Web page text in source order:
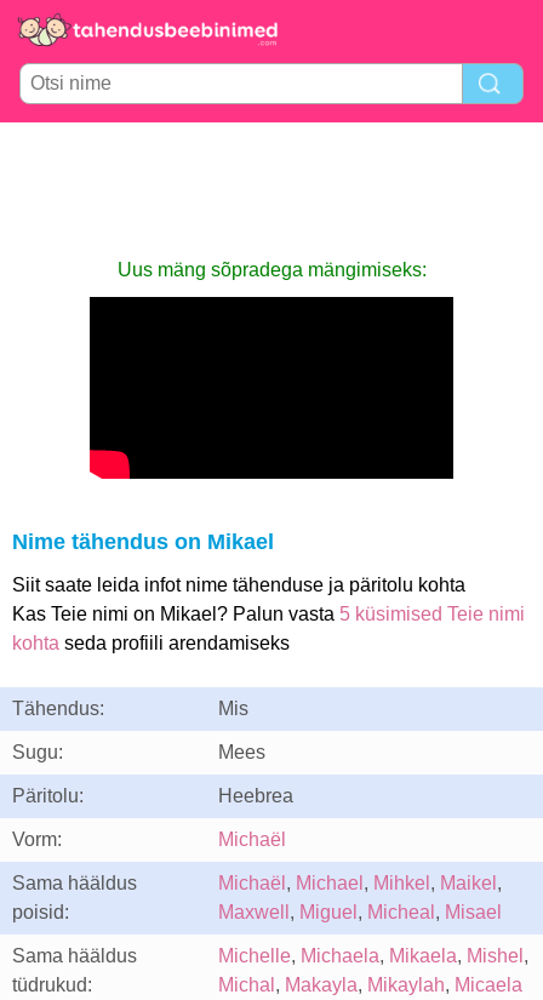
Uus mäng sõpradega mängimiseks:
Nime tähendus on Mikael
Siit saate leida infot nime tähenduse ja päritolu kohta
Kas Teie nimi on Mikael? Palun vasta 5 küsimised Teie nimi
kohta seda profiili arendamiseks
Tähendus: Mis
Sugu: Mees
Päritolu: Heebrea
Vorm: Michaël
Sama hääldus
poisid:
Michaël , Michael , Mihkel , Maikel ,
Maxwell , Miguel , Micheal , Misael
Sama hääldus
tüdrukud:
Michelle, Michaela, Mikaela, Mishel ,
Michal , Makayla, Mikaylah, Micaela